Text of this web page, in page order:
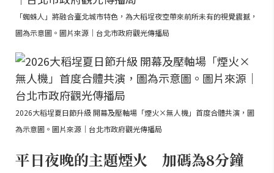
「蜘蛛人」將融合臺北城市特色，為大稻埕夜空帶來前所未有的視覺震撼，
圖為示意圖。圖片來源｜台北市政府觀光傳播局
2026大稻埕夏日節升級 開幕及壓軸場「煙火×無人機」首度合體共演，圖
為示意圖。圖片來源｜台北市政府觀光傳播局
平日夜晚的主題煙火 加碼為8分鐘